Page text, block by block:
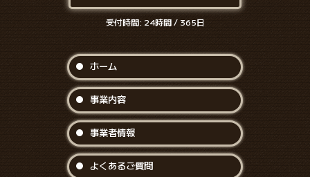
受付時間: 24時間 / 365日
ホーム
事業内容
事業者情報
よくあるご質問